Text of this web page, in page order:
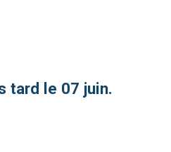
tard le 07 juin.